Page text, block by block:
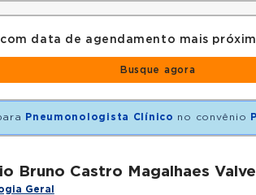
data de agendamento mais
Busque agora
Pneumonologista Clínico no convênio
Bruno Castro Magalhaes
Geral